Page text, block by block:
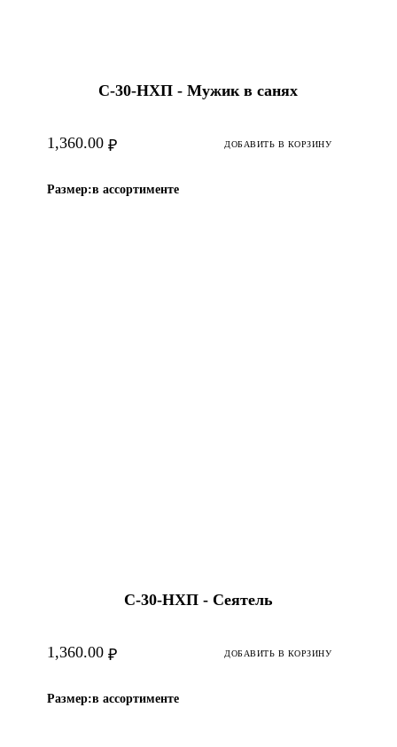
С-30-HХП - Мужик в санях
₽
1,360.00 ДОБАВИТЬ В КОРЗИНУ
Размер:в ассортименте
С-30-HХП - Сеятель
₽
1,360.00 ДОБАВИТЬ В КОРЗИНУ
Размер:в ассортименте